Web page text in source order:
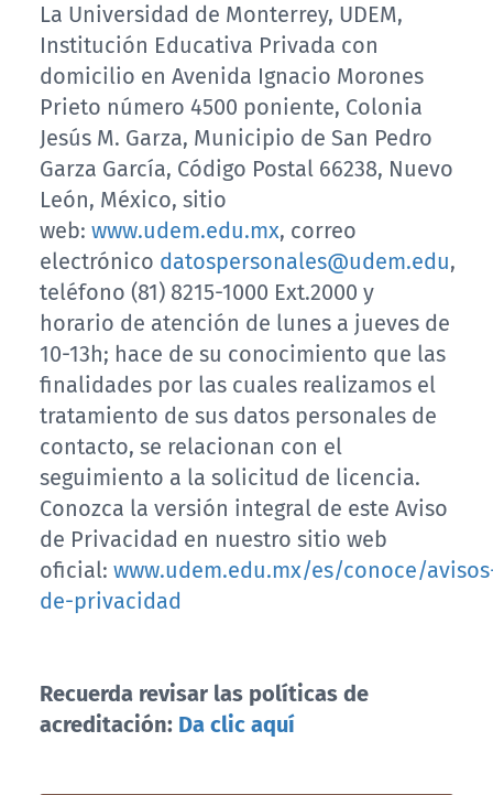
La Universidad de Monterrey, UDEM,
Institución Educativa Privada con
domicilio en Avenida Ignacio Morones
Prieto número 4500 poniente, Colonia
Jesús M. Garza, Municipio de San Pedro
Garza García, Código Postal 66238, Nuevo
León, México, sitio
web: www.udem.edu.mx, correo
electrónico datospersonales@udem.edu,
teléfono (81) 8215-1000 Ext.2000 y
horario de atención de lunes a jueves de
10-13h; hace de su conocimiento que las
finalidades por las cuales realizamos el
tratamiento de sus datos personales de
contacto, se relacionan con el
seguimiento a la solicitud de licencia.
Conozca la versión integral de este Aviso
de Privacidad en nuestro sitio web
oficial: www.udem.edu.mx/es/conoce/
de-privacidad
Recuerda revisar las políticas de
acreditación: Da clic aquí